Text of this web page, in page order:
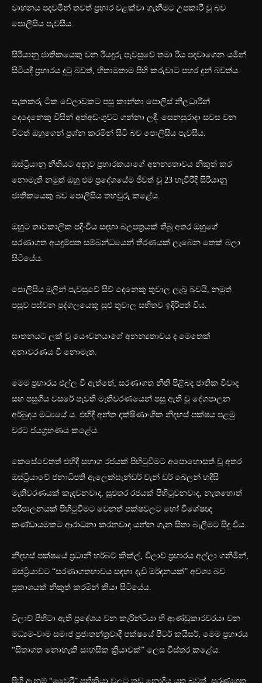
වාහනය පදවමින් තවත් ප්‍රහාර වළක්වා ගැනීමට උපකාරී වූ බව
පොලිසිය පැවසීය.
සිරියානු ජාතිකයෙකු වන රියදුරු පැවසුවේ තමා රිය පදවාගෙන යමින්
සිටියදී ප්‍රහාරය දුටු බවත්, හිතාමතාම පිහි කරුවාට පහර දුන් බවත්ය.
සැකකරු ටික වේලාවකට පසු කාන්තා පොලිස් නිලධාරීන්
දෙදෙනෙකු විසින් අත්අඩංගුවට ගන්නා ලදී. සෙනසුරාදා සවස වන
විටත් ඔහුගෙන් ප්‍රශ්න කරමින් සිටි බව පොලිසිය පැවසීය.
ඔස්ට්‍රියානු නීතියට අනුව ප්‍රහාරකයාගේ අනන්‍යතාවය නිකුත් කර
නොමැති නමුත් ඔහු එම ප්‍රදේශයේම ජීවත් වූ 23 හැවිරිදි සිරියානු
ජාතිකයෙකු බව පොලිසිය තහවුරු කළේය.
ඔහුට තාවකාලික පදිංචිය සඳහා බලපත්‍රයක් තිබූ අතර ඔහුගේ
සරණාගත අයදුම්පත සම්බන්ධයෙන් තීරණයක් ලැබෙන තෙක් බලා
සිටියේය.
පොලිසිය මුලින් පැවසුවේ සිව් දෙනෙකු තුවාල ලැබූ බවයි, නමුත්
පසුව පස්වන පුද්ගලයෙකු සුළු තුවාල සහිතව ඉදිරිපත් විය.
ඝාතනයට ලක් වූ යෞවනයාගේ අනන්‍යතාවය ද මෙතෙක්
අනාවරණය වී නොමැත.
මෙම ප්‍රහාරය එල්ල වී ඇත්තේ, සරණාගත නීති පිළිබඳ ජාතික විවාද
සහ පසුගිය වසරේ පැවති මැතිවරණයෙන් පසු ඇති වූ දේශපාලන
අර්බුදය මධ්‍යයේ ය. එහිදී අන්ත දක්ෂිණාංශික නිදහස් පක්ෂය පළමු
වරට ජයග්‍රහණය කළේය.
කෙසේවෙතත් එහිදී සභාග රජයක් පිහිටුවීමට අපොහොසත් වූ අතර
ඔස්ට්‍රියාවේ ජනාධිපති ඇලෙක්සැන්ඩර් වැන් ඩර් බෙලන් හදිසි
මැතිවරණයක් කැඳවනවාද, සුළුතර රජයක් පිහිටුවනවාද, නැතහොත්
පරිපාලනයක් පිහිටුවීමට වෙනත් පක්ෂවලට හෝ විශේෂඥ
කණ්ඩායමකට ආරාධනා කරනවාද යන්න ගැන සිතා බැලීමට සිදු විය.
නිදහස් පක්ෂයේ ප්‍රධානී හර්බට් කික්ල්, විලාච් ප්‍රහාරය අල්ලා ගනිමින්,
ඔස්ට්‍රියාවට “සරණාගතභාවය සඳහා දැඩි මර්දනයක්” අවශ්‍ය බව
ප්‍රකාශයක් නිකුත් කරමින් කියා සිටියේය.
විලාච් පිහිටා ඇති ප්‍රදේශය වන කැරින්ටියා හි ආණ්ඩුකාරවරයා වන
මධ්‍යම-වාම සමාජ ප්‍රජාතන්ත්‍රවාදී පක්ෂයේ පීටර් කයිසර්, මෙම ප්‍රහාරය
“සිතාගත නොහැකි සාහසික ක්‍රියාවක්” ලෙස විස්තර කළේය.
පිහි ඇනුම් “වෛරී” ප්‍රතික්‍රියා වලට තුඩු නොදිය යුතු බවත්, සරණාගත